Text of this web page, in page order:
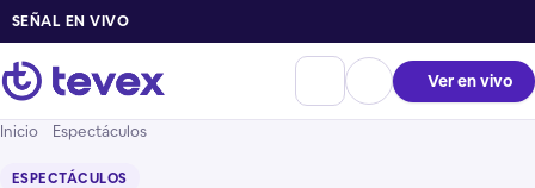
SEÑAL EN VIVO
Ver en vivo
Inicio Espectáculos
ESPECTÁCULOS